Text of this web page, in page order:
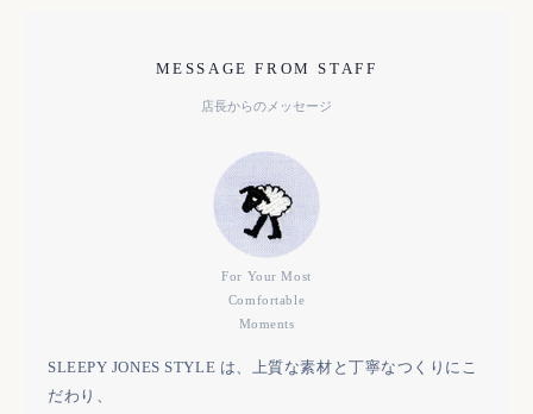
MESSAGE FROM STAFF
店長からのメッセージ
For Your Most
Comfortable
Moments
SLEEPY JONES STYLE は、上質な素材と丁寧なつくりにこ
だわり、